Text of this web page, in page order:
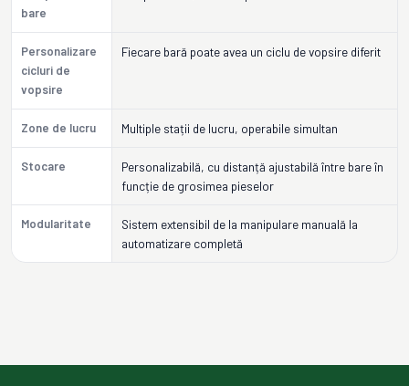
bare
Personalizare
cicluri de
vopsire
Fiecare bară poate avea un ciclu de vopsire diferit
Zone de lucru Multiple stații de lucru, operabile simultan
Stocare
Personalizabilă, cu distanță ajustabilă între bare în
funcție de grosimea pieselor
Modularitate
Sistem extensibil de la manipulare manuală la
automatizare completă